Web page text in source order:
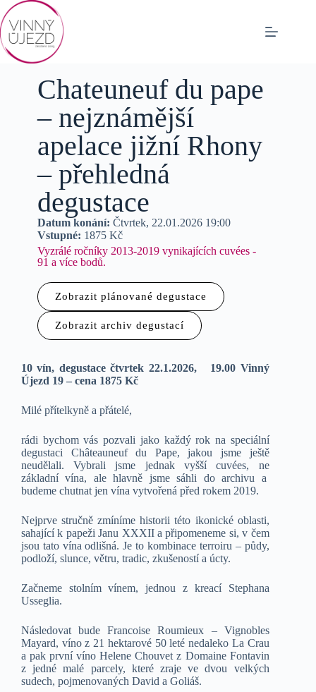
Chateuneuf du pape
– nejznámější
apelace jižní Rhony
– přehledná
degustace
Datum konání:Čtvrtek, 22.01.2026 19:00
Vstupné: 1875 Kč
Vyzrálé ročníky 2013-2019 vynikajících cuvées -
91 a více bodů.
Zobrazit plánované degustace
Zobrazit archiv degustací
10 vín, degustace čtvrtek 22.1.2026, 19.00 Vinný
Újezd 19 – cena 1875 Kč
Milé přítelkyně a přátelé,
rádi bychom vás pozvali jako každý rok na speciální
degustaci Châteauneuf du Pape, jakou jsme ještě
neudělali. Vybrali jsme jednak vyšší cuvées, ne
základní vína, ale hlavně jsme sáhli do archivu a
budeme chutnat jen vína vytvořená před rokem 2019.
Nejprve stručně zmíníme historii této ikonické oblasti,
sahající k papeži Janu XXXII a připomeneme si, v čem
jsou tato vína odlišná. Je to kombinace terroiru – půdy,
podloží, slunce, větru, tradic, zkušeností a úcty.
Začneme stolním vínem, jednou z kreací Stephana
Usseglia.
Následovat bude Francoise Roumieux – Vignobles
Mayard, víno z 21 hektarové 50 leté nedaleko La Crau
a pak první víno Helene Chouvet z Domaine Fontavin
z jedné malé parcely, které zraje ve dvou velkých
sudech, pojmenovaných David a Goliáš.